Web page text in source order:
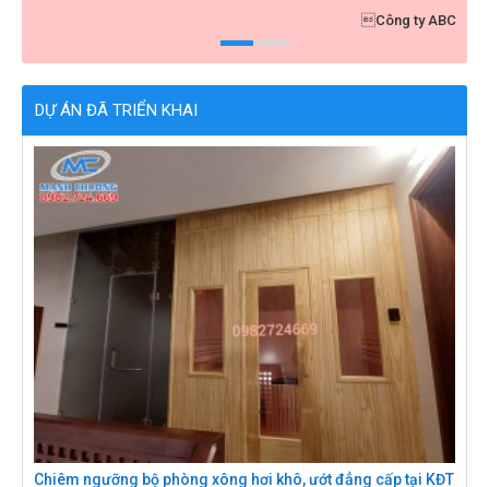
Golf Xuân Thành
DỰ ÁN ĐÃ TRIỂN KHAI
Chiêm ngưỡng bộ phòng xông hơi khô, ướt đẳng cấp tại KĐT